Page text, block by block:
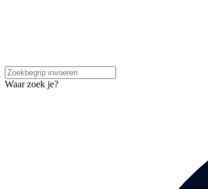
Waar zoek je?